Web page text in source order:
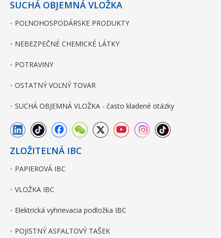
SUCHÁ OBJEMNÁ VLOŽKA
POĽNOHOSPODÁRSKE PRODUKTY
NEBEZPEČNÉ CHEMICKÉ LÁTKY
POTRAVINY
OSTATNÝ VOĽNÝ TOVAR
SUCHÁ OBJEMNÁ VLOŽKA - často kladené otázky
ZLOŽITEĽNÁ IBC
PAPIEROVÁ IBC
VLOŽKA IBC
Elektrická vyhrievacia podložka IBC
POJISTNÝ ASFALTOVÝ TAŠEK